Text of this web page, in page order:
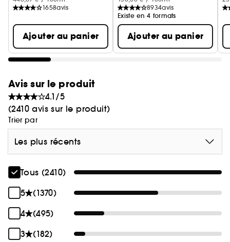
• Aide à unifier l'apparence du teint
• Améliore la texture, la fermeté et l'hydratation
de la peau
agressions extérieures
1658avis
Ajouter au panier
8934avis
Existe en 4 formats
Ajouter au panier
Avis sur le produit
4.1/5
(2410 avis sur le produit)
Trier par
Les plus récents
Tous (2410)
5
(1370)
4
(495)
3
(182)